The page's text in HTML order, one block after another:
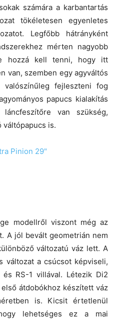
számára a karbantartás
tökéletesen egyenletes
Legfőbb hátrányként
mérten nagyobb
hozzá kell tenni, hogy itt
van, szemben egy agyváltós
fejleszteni fog
papucs kialakítás
van szükség,
váltópapucs is.
modellről viszont még az
A jól bevált geometrián nem
változatú váz lett. A
változat a csúcsot képviseli,
RS-1 villával. Létezik Di2
átdobókhoz készített váz
is. Kicsit értetlenül
lehetséges ez a mai